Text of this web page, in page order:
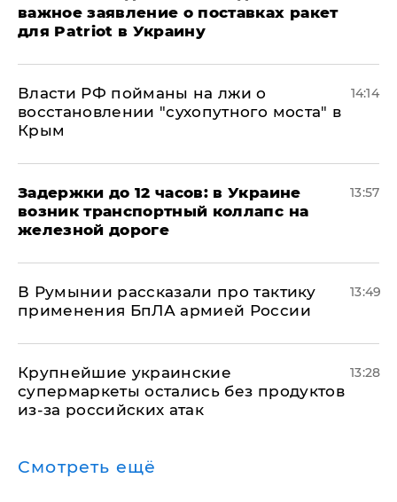
важное заявление о поставках ракет
для Patriot в Украину
Власти РФ пойманы на лжи о
восстановлении "сухопутного моста" в
Крым
14:14
Задержки до 12 часов: в Украине
возник транспортный коллапс на
железной дороге
13:57
В Румынии рассказали про тактику
применения БпЛА армией России
13:49
Крупнейшие украинские
супермаркеты остались без продуктов
из-за российских атак
13:28
Смотреть ещё